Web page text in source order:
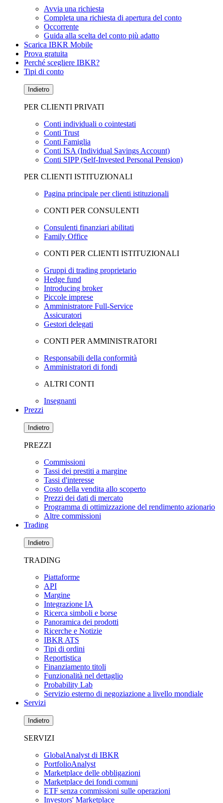
Avvia una richiesta
Completa una richiesta di apertura del conto
Occorrente
Guida alla scelta del conto più adatto
Scarica IBKR Mobile
Prova gratuita
Perché scegliere IBKR?
Tipi di conto
Indietro
PER CLIENTI PRIVATI
Conti individuali o cointestati
Conti Trust
Conti Famiglia
Conti ISA (Individual Savings Account)
Conti SIPP (Self-Invested Personal Pension)
PER CLIENTI ISTITUZIONALI
Pagina principale per clienti istituzionali
CONTI PER CONSULENTI
Consulenti finanziari abilitati
Family Office
CONTI PER CLIENTI ISTITUZIONALI
Gruppi di trading proprietario
Hedge fund
Introducing broker
Piccole imprese
Amministratore Full-Service
Assicuratori
Gestori delegati
CONTI PER AMMINISTRATORI
Responsabili della conformità
Amministratori di fondi
ALTRI CONTI
Insegnanti
Prezzi
Indietro
PREZZI
Commissioni
Tassi dei prestiti a margine
Tassi d'interesse
Costo della vendita allo scoperto
Prezzi dei dati di mercato
Programma di ottimizzazione del rendimento azionario
Altre commissioni
Trading
Indietro
TRADING
Piattaforme
API
Margine
Integrazione IA
Ricerca simboli e borse
Panoramica dei prodotti
Ricerche e Notizie
IBKR ATS
Tipi di ordini
Reportistica
Finanziamento titoli
Funzionalità nel dettaglio
Probability Lab
Servizio esterno di negoziazione a livello mondiale
Servizi
Indietro
SERVIZI
GlobalAnalyst di IBKR
PortfolioAnalyst
Marketplace delle obbligazioni
Marketplace dei fondi comuni
ETF senza commissioni sulle operazioni
Investors' Marketplace